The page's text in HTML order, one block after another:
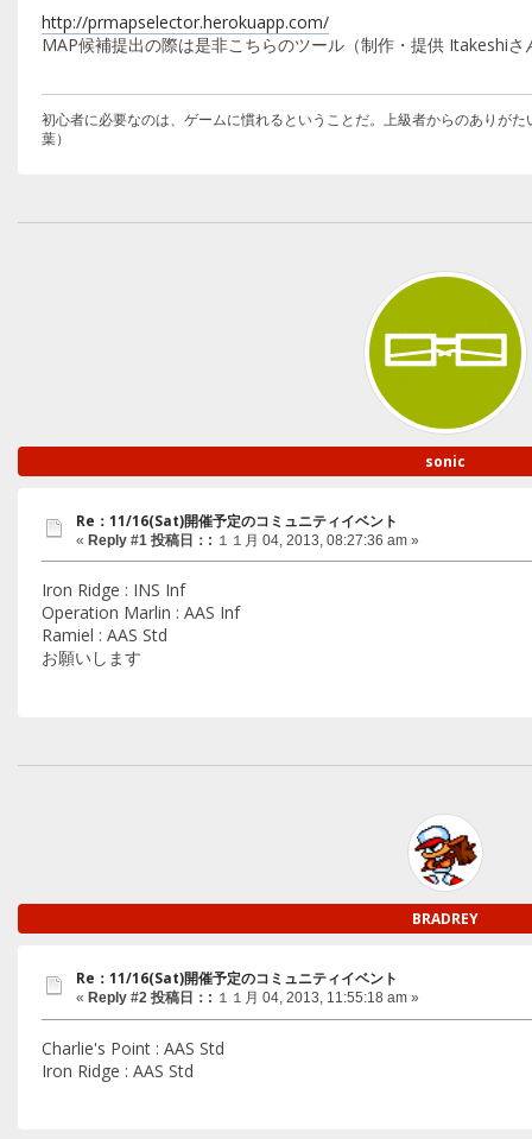
http://prmapselector.herokuapp.com/
MAP候補提出の際は是非こちらのツール（制作・提供 Itakeshi
初心者に必要なのは、ゲームに慣れるということだ。上級者からのありが
葉）
sonic
Re：11/16(Sat)開催予定のコミュニティイベント
« Reply #1 投稿日：: １１月 04, 2013, 08:27:36 am »
Iron Ridge : INS Inf
Operation Marlin : AAS Inf
Ramiel : AAS Std
お願いします
BRADREY
Re：11/16(Sat)開催予定のコミュニティイベント
« Reply #2 投稿日：: １１月 04, 2013, 11:55:18 am »
Charlie's Point : AAS Std
Iron Ridge : AAS Std